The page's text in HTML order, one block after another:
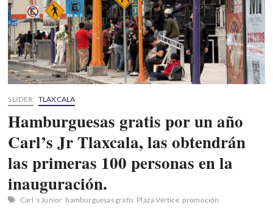
SLIDER TLAXCALA
Hamburguesas gratis por un año
Carl’s Jr Tlaxcala, las obtendrán
las primeras 100 personas en la
inauguración.
Carl´s Junior hamburguesas gratis Plaza Vértice promoción